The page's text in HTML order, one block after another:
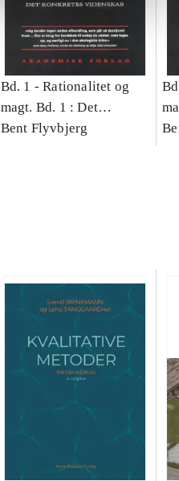
Bd. 1 -Rationalitet og
magt. Bd. 1 : Det
konkretes videnskab
Bent Flyvbjerg